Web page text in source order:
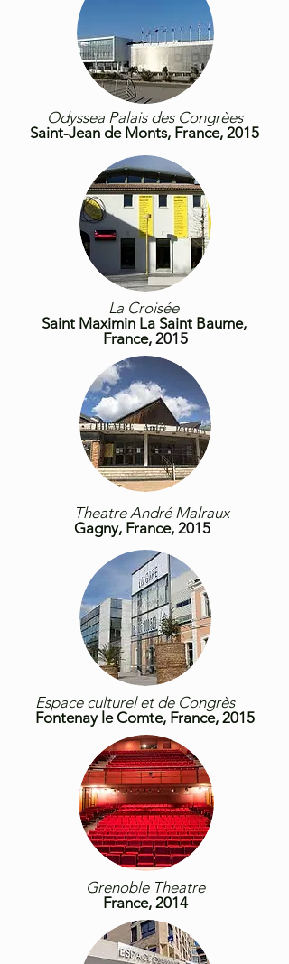
La Croisée
Saint Maximin La Saint Baume,
France, 2015
Theatre André Malraux
Gagny, France, 2015
Odyssea Palais des Congrèes
Saint-Jean de Monts, France, 2015
Espace culturel et de Congrès
Fontenay le Comte, France, 2015
Grenoble Theatre
France, 2014